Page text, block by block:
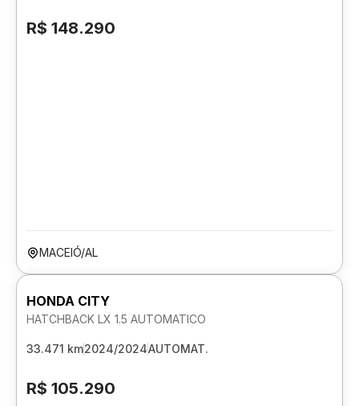
R$ 148.290
MACEIÓ/AL
HONDA CITY
HATCHBACK LX 1.5 AUTOMATICO
33.471 km2024/2024AUTOMAT.
R$ 105.290